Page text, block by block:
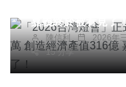
嘉義終於被看見了
陳信利 2026年
15 分享
綜合新聞
雲林縣長參選人張